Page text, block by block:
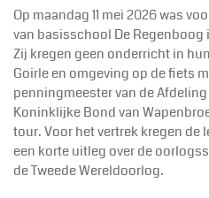
Op maandag 11 mei 2026 was
van basisschool De Regenboog
Zij kregen geen onderricht in
Goirle en omgeving op de fiets
penningmeester van de
Koninklijke Bond van
tour. Voor het vertrek kregen
een korte uitleg over de
de Tweede Wereldoorlog.